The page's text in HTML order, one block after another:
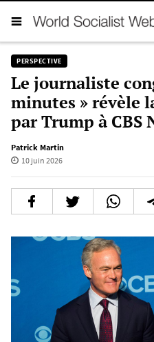
PERSPECTIVE
Le journaliste
minutes » révèle
par Trump à CBS
Patrick Martin
10 juin 2026